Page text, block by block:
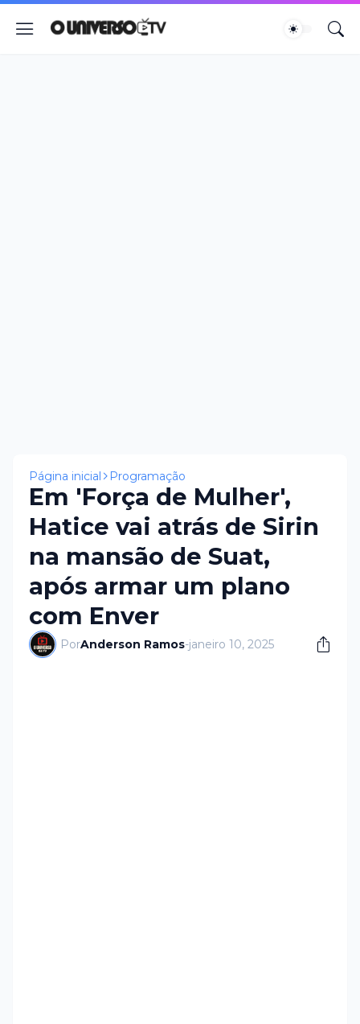
Página inicial Programação
Em 'Força de Mulher',
Hatice vai atrás de Sirin
na mansão de Suat,
após armar um plano
com Enver
PorAnderson Ramos-janeiro 10, 2025